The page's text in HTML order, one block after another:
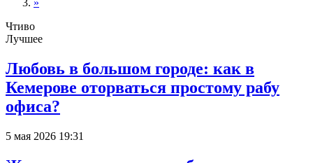
»
Чтиво
Лучшее
Любовь в большом городе: как в
Кемерове оторваться простому рабу
офиса?
5 мая 2026 19:31